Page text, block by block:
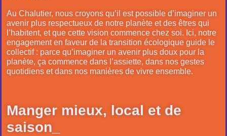
Au Chalutier, nous croyons qu’il est possible d’imaginer un
avenir plus respectueux de notre planète et des êtres qui
l’habitent, et que cette vision commence chez soi. Ici, notre
engagement en faveur de la transition écologique guide le
collectif : parce qu’imaginer un avenir plus doux pour la
planète, ça commence dans l’assiette, dans nos gestes
quotidiens et dans nos manières de vivre ensemble.
Manger mieux, local et de
saison_